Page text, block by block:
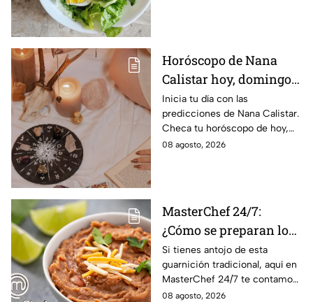
Horóscopo de Nana
Calistar hoy, domingo 9
de agosto: estos signos
tendrán ingresos extra
Inicia tu día con las
predicciones de Nana Calistar.
Checa tu horóscopo de hoy,
domingo 9 de agosto, y
08 agosto, 2026
MasterChef 24/7:
¿Cómo se preparan los
frijoles puercos estilo
Sonora?
Si tienes antojo de esta
guarnición tradicional, aquí en
MasterChef 24/7 te contamos
la receta.
08 agosto, 2026